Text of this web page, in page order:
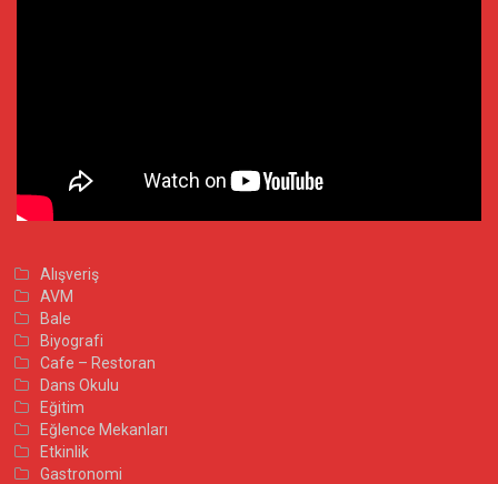
Alışveriş
AVM
Bale
Biyografi
Cafe – Restoran
Dans Okulu
Eğitim
Eğlence Mekanları
Etkinlik
Gastronomi